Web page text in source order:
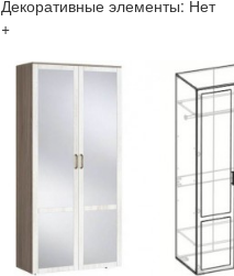
Декоративные элементы: Нет
+